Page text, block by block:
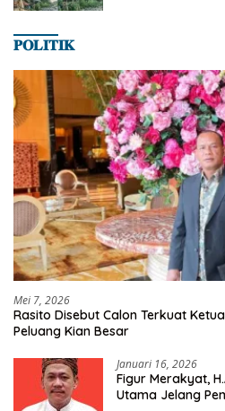
𝐏𝐎𝐋𝐈𝐓𝐈𝐊
Mei 7, 2026
Rasito Disebut Calon Terkuat
Peluang Kian Besar
Januari 16, 2026
Figur Merakyat,
Utama Jelang